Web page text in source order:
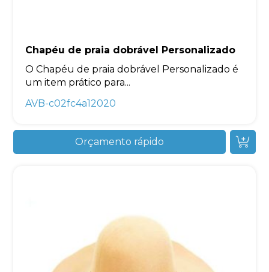
Chapéu de praia dobrável Personalizado
O Chapéu de praia dobrável Personalizado é
um item prático para...
AVB-c02fc4a12020
Orçamento rápido